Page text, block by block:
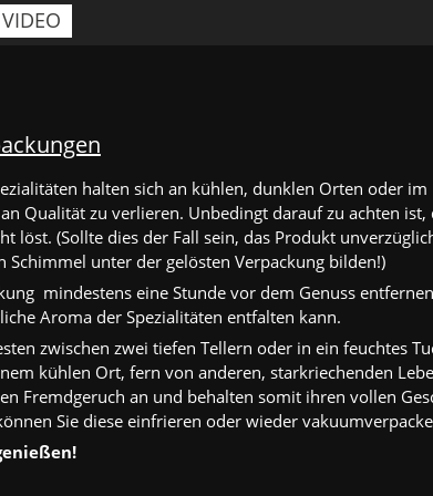
halten sich an kühlen, dunklen Orten oder im
Qualität zu verlieren. Unbedingt darauf zu achten ist,
löst. (Sollte dies der Fall sein, das Produkt
Schimmel unter der gelösten Verpackung bilden!)
mindestens eine Stunde vor dem Genuss
Aroma der Spezialitäten entfalten kann.
zwischen zwei tiefen Tellern oder in ein feuchtes
kühlen Ort, fern von anderen, starkriechenden
Fremdgeruch an und behalten somit ihren vollen
Sie diese einfrieren oder wieder